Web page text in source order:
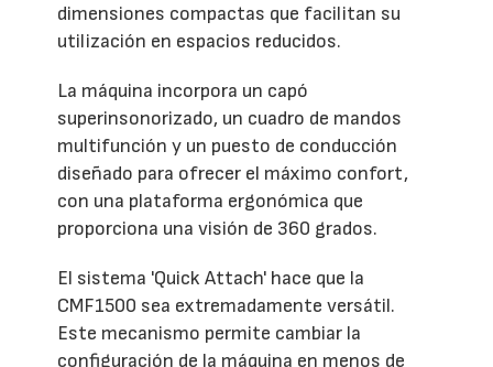
dimensiones compactas que facilitan su
utilización en espacios reducidos.
La máquina incorpora un capó
superinsonorizado, un cuadro de mandos
multifunción y un puesto de conducción
diseñado para ofrecer el máximo confort,
con una plataforma ergonómica que
proporciona una visión de 360 grados.
El sistema 'Quick Attach' hace que la
CMF1500 sea extremadamente versátil.
Este mecanismo permite cambiar la
configuración de la máquina en menos de